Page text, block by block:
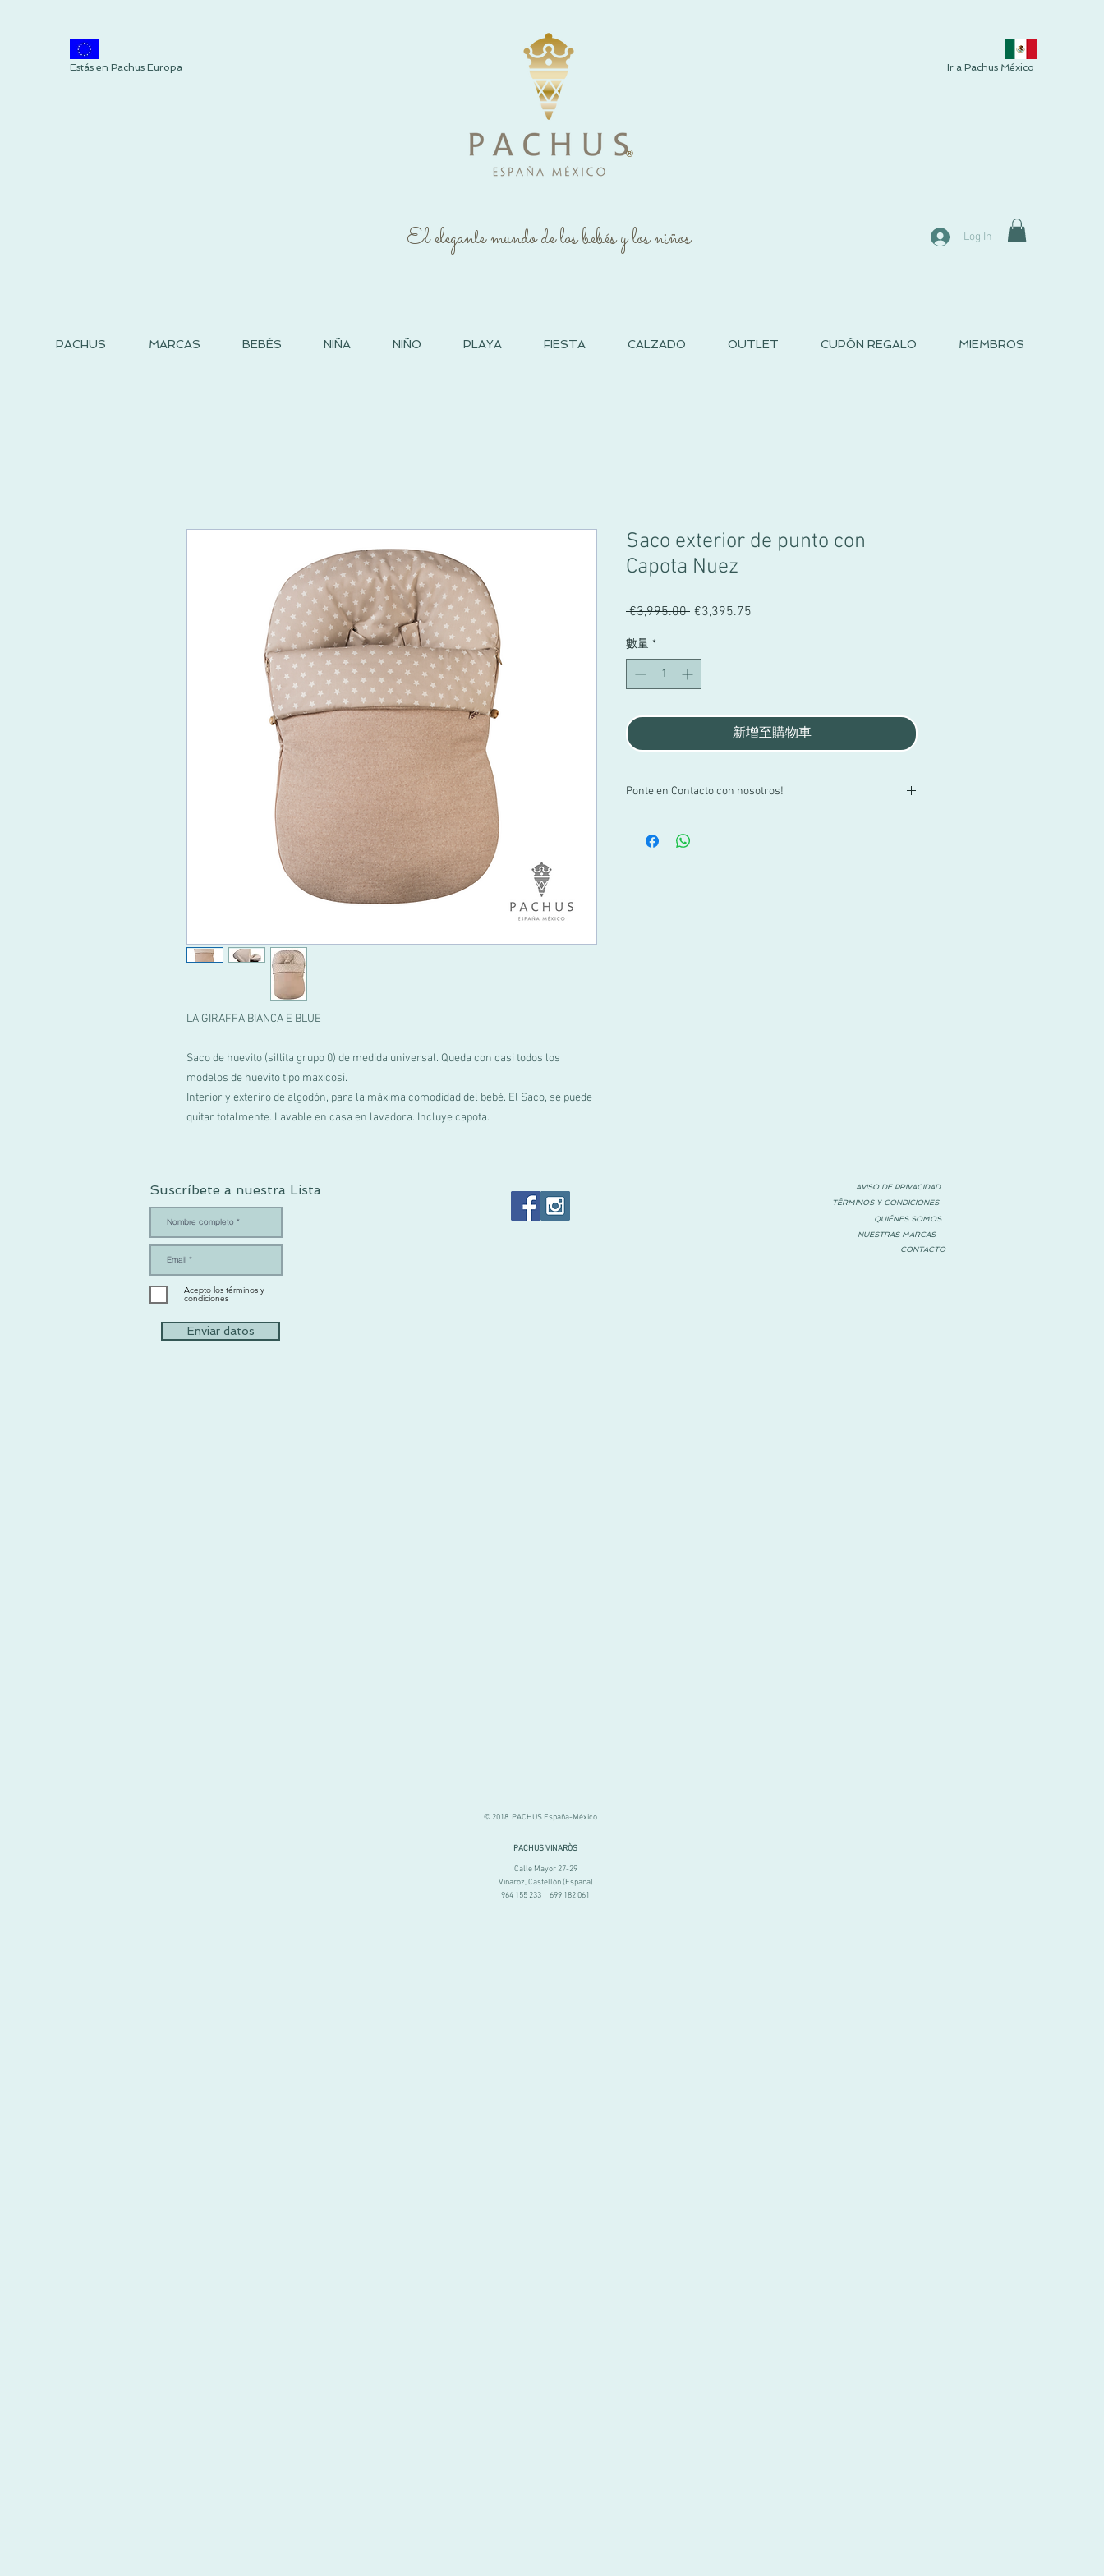
Estás en Pachus Europa
®
Ir a Pachus México
El elegante mundo de los bebés y los niños Log In
PACHUS MARCAS BEBÉS NIÑA NIÑO PLAYA FIESTA CALZADO OUTLET CUPÓN REGALO MIEMBROS
LA GIRAFFA BIANCA E BLUE
Saco de huevito (sillita grupo 0) de medida universal. Queda con casi todos los
modelos de huevito tipo maxicosi.
Interior y exteriro de algodón, para la máxima comodidad del bebé. El Saco, se puede
quitar totalmente. Lavable en casa en lavadora. Incluye capota.
Saco exterior de punto con
Capota Nuez
€3,995.00 一
格
€3,395.75
數量 *
新增至購物車
Ponte en Contacto con nosotros!
por WhatsApp al +52 1 55 3719 1601 o por mail a
Suscríbete a nuestra Lista
Acepto los términos y
condiciones
Enviar datos
AVISO DE PRIVACIDAD
TÉRMINOS Y CONDICIONES
QUIÉNES SOMOS
NUESTRAS MARCAS
CONTACTO
© 2018 PACHUS España-México
PACHUS VINARÒS
Calle Mayor 27-29
Vinaroz, Castellón (España)
964 155 233 699 182 061